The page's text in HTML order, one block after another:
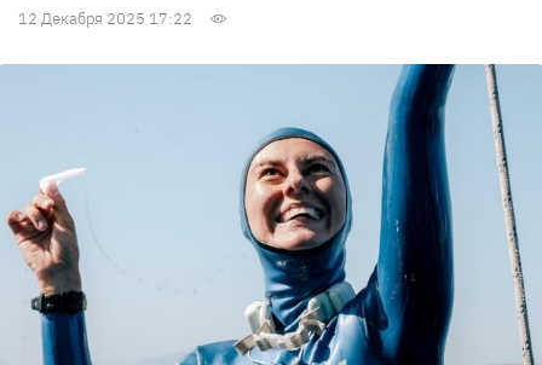
12 Декабря 2025 17:22